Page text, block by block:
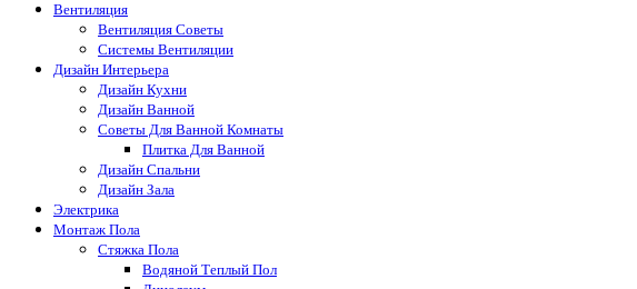
Вентиляция
Вентиляция Советы
Системы Вентиляции
Дизайн Интерьера
Дизайн Кухни
Дизайн Ванной
Советы Для Ванной Комнаты
Плитка Для Ванной
Дизайн Спальни
Дизайн Зала
Электрика
Монтаж Пола
Стяжка Пола
Водяной Теплый Пол